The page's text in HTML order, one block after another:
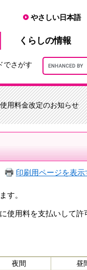
やさしい日本語
くらしの情報
でさがす
用料金改定のお知らせ
印刷用ページを表示
す。
使用料を支払いして
夜間 昼